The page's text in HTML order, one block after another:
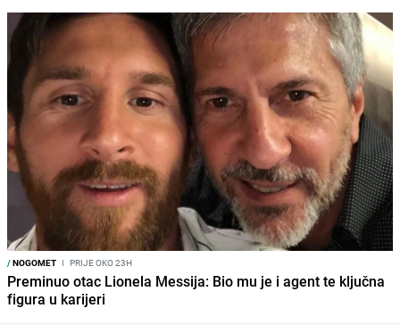
/NOGOMET I PRIJE OKO 23H
Preminuo otac Lionela Messija: Bio mu je i agent te ključna
figura u karijeri